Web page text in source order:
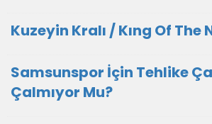
Kuzeyin Kralı / Kıng Of The
Samsunspor İçin Tehlike
Çalmıyor Mu?